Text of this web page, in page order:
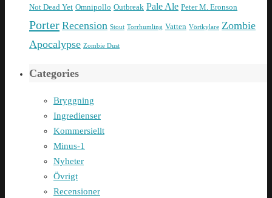
Not Dead Yet Omnipollo Outbreak Pale Ale Peter M. Eronson
Porter Recension Stout Torrhumling Vatten Vörtkylare Zombie
Apocalypse Zombie Dust
Categories
Bryggning
Ingredienser
Kommersiellt
Minus-1
Nyheter
Övrigt
Recensioner